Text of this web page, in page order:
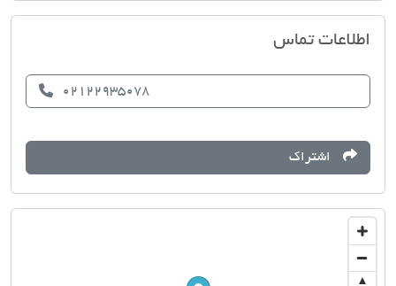
اطلاعات تماس
02122935078
اشتراک